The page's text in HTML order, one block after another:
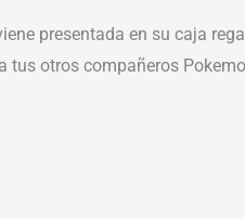
presentada en su caja
tus otros compañeros